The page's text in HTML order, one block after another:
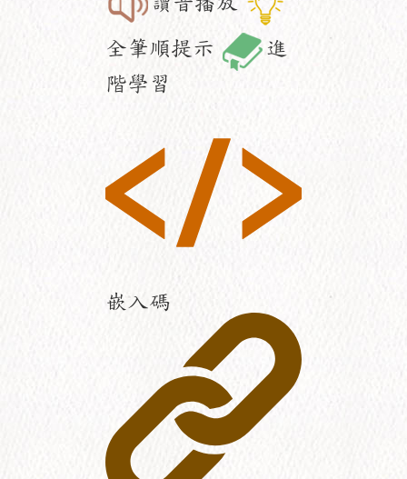
全筆順提示
進
階學習
嵌入碼